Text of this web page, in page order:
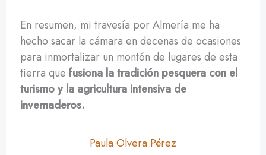
En resumen, mi travesía por Almería me ha
hecho sacar la cámara en decenas de ocasiones
para inmortalizar un montón de lugares de esta
tierra que fusiona la tradición pesquera con el
turismo y la agricultura intensiva de
invernaderos.
Paula Olvera Pérez